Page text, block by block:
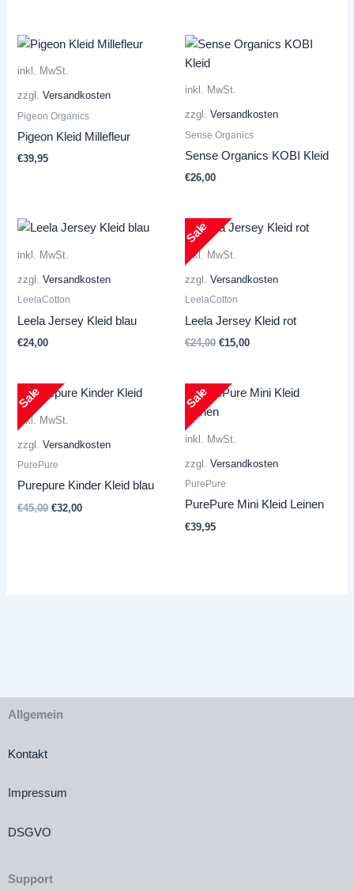
inkl. MwSt.
zzgl.Versandkosten
Pigeon Organics
Pigeon Kleid Millefleur
€39,95
inkl. MwSt.
zzgl. Versandkosten
Sense Organics
Sense Organics KOBI Kleid
€26,00
inkl. MwSt.
zzgl.Versandkosten
LeelaCotton
Leela Jersey Kleid blau
€24,00
inkl. MwSt.
zzgl. Versandkosten
LeelaCotton
Leela Jersey Kleid rot
€24,00 Ursprünglicher
€24,00
€15,00Aktueller
Sale
inkl. MwSt.
zzgl.Versandkosten
PurePure
Purepure Kinder Kleid blau
€45,00 Ursprünglicher
€32,00Aktueller
Sale
inkl. MwSt.
zzgl. Versandkosten
PurePure
PurePure Mini Kleid Leinen
€39,95
Sale
Allgemein
Kontakt
Impressum
DSGVO
Support